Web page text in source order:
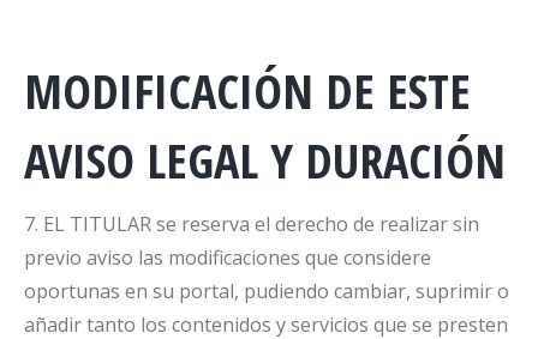
MODIFICACIÓN DE ESTE
AVISO LEGAL Y DURACIÓN
7. EL TITULAR se reserva el derecho de realizar sin
previo aviso las modificaciones que considere
oportunas en su portal, pudiendo cambiar, suprimir o
añadir tanto los contenidos y servicios que se presten